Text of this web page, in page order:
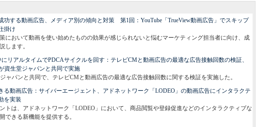
功する動画広告、メディア別の傾向と対策 第1回：YouTube「TrueView動画広告」でスキップ
掛け
において動画を使い始めたものの効果が感じられないと悩むマーケティング担当者に向け、成
します。
リアルタイムでPDCAサイクルを回す：テレビCMと動画広告の最適な広告接触回数の検証、
資生堂ジャパンと共同で実施
ャパンと共同で、テレビCMと動画広告の最適な広告接触回数に関する検証を実施した。
る動画広告：サイバーエージェント、アドネットワーク「LODEO」の動画広告にインタラクテ
を実装
トは、アドネットワーク「LODEO」において、商品閲覧や登録促進などのインタラクティブな
できる新機能を提供する。